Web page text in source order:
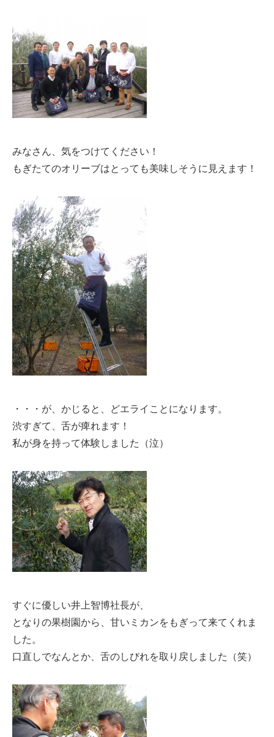
みなさん、気をつけてください！
もぎたてのオリーブはとっても美味しそうに見えます！
・・・が、かじると、どエライことになります。
渋すぎて、舌が痺れます！
私が身を持って体験しました（泣）
すぐに優しい井上智博社長が、
となりの果樹園から、甘いミカンをもぎって来てくれま
した。
口直しでなんとか、舌のしびれを取り戻しました（笑）